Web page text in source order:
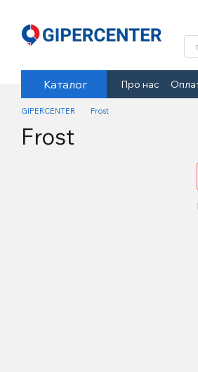
Каталог Про нас
GIPERCENTER Frost
Frost